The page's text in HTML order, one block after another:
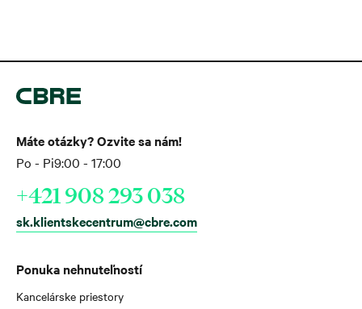
Ponuka nehnuteľností
Kancelárske priestory
Máte otázky? Ozvite sa nám!
Po - Pi9:00 - 17:00
+421 908 293 038
sk.klientskecentrum@cbre.com